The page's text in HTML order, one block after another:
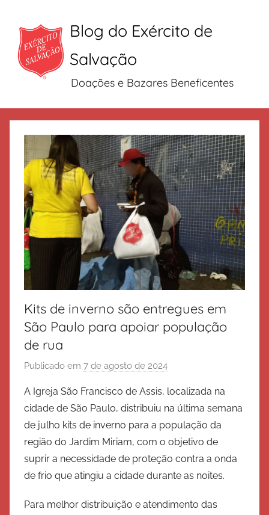
conteúdo
Blog do Exército de
Salvação
Doações e Bazares Beneficentes
Kits de inverno são entregues em
São Paulo para apoiar população
de rua
Publicado em 7 de agosto de 2024
r
E
x
é
r
c
t
A Igreja São Francisco de Assis, localizada na
cidade de São Paulo, distribuiu na última semana
de julho kits de inverno para a população da
região do Jardim Miriam, com o objetivo de
suprir a necessidade de proteção contra a onda
de frio que atingiu a cidade durante as noites.
Para melhor distribuição e atendimento das